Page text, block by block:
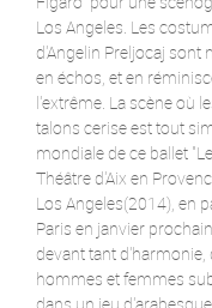
Los Angeles. Les
d'Angelin Preljocaj
en échos, et en
l'extrême. La scène où
talons cerise est tout
mondiale de ce ballet
Théâtre d'Aix en
Los Angeles(2014), en
Paris en janvier
devant tant d'harmonie,
hommes et femmes